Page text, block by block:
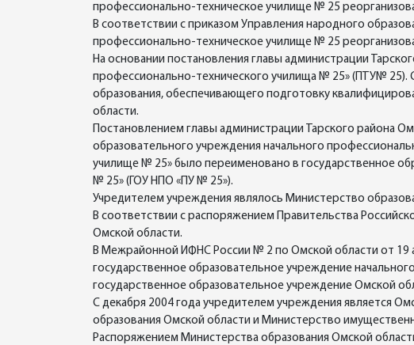
профессионально-техническое училище № 25
В соответствии с приказом Управления народного
профессионально-техническое училище № 25
На основании постановления главы администрации
профессионально-технического училища № 25» (ПТУ№ 25).
образования, обеспечивающего подготовку
области.
Постановлением главы администрации Тарского района
образовательного учреждения начального
училище № 25» было переименовано в государственное
№ 25» (ГОУ НПО «ПУ № 25»).
Учредителем учреждения являлось Министерство
В соответствии с распоряжением Правительства
Омской области.
В Межрайонной ИФНС России № 2 по Омской области от 19
государственное образовательное учреждение
государственное образовательное учреждение Омской
С декабря 2004 года учредителем учреждения является
образования Омской области и Министерство
Распоряжением Министерства образования Омской